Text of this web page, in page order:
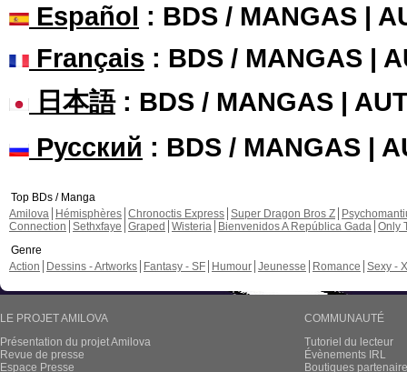
Español : BDS / MANGAS |
Français : BDS / MANGAS |
日本語: BDS / MANGAS |
Русский : BDS / MANGAS |
Top BDs / Manga
Amilova
Hémisphères Chronoctis Express Super Dragon Bros Z
Connection Sethxfaye Graped Wisteria Bienvenidos A República Gada Only
Genre
Action
Dessins - Artworks Fantasy - SF Humour Jeunesse Romance Sexy -
LE PROJET AMILOVA
Présentation du projet Amilova
Revue de presse
Espace Presse
COMMUNAUTÉ
Tutoriel du lecteur
Évènements IRL
Boutiques